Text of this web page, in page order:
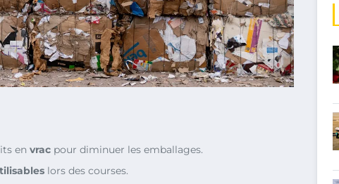
en vrac pour diminuer les emballages.
lors des courses.